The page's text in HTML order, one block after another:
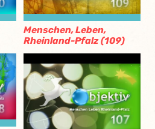
Menschen, Leben,
Rheinland-Pfalz (109)